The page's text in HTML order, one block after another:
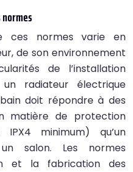
ces normes varie en
de son environnement
de l’installation
radiateur électrique
doit répondre à des
matière de protection
minimum) qu’un
salon. Les normes
et la fabrication des